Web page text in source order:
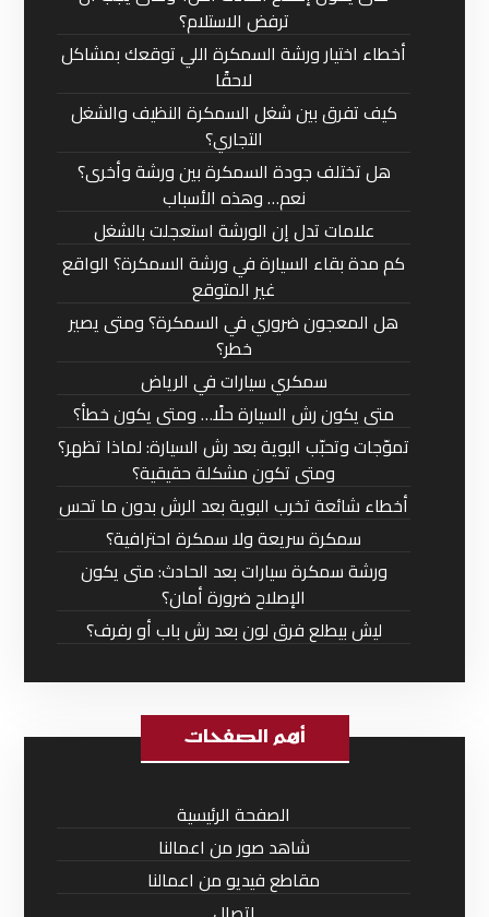
ترفض الاستلام؟
أخطاء اختيار ورشة السمكرة اللي توقعك بمشاكل
لاحقًا
كيف تفرق بين شغل السمكرة النظيف والشغل
التجاري؟
هل تختلف جودة السمكرة بين ورشة وأخرى؟
نعم… وهذه الأسباب
علامات تدل إن الورشة استعجلت بالشغل
كم مدة بقاء السيارة في ورشة السمكرة؟ الواقع
غير المتوقع
هل المعجون ضروري في السمكرة؟ ومتى يصير
خطر؟
سمكري سيارات في الرياض
متى يكون رش السيارة حلًا… ومتى يكون خطأ؟
تموّجات وتحبّب البوية بعد رش السيارة: لماذا تظهر؟
ومتى تكون مشكلة حقيقية؟
أخطاء شائعة تخرب البوية بعد الرش بدون ما تحس
سمكرة سريعة ولا سمكرة احترافية؟
ورشة سمكرة سيارات بعد الحادث: متى يكون
الإصلاح ضرورة أمان؟
ليش بيطلع فرق لون بعد رش باب أو رفرف؟
أهم الصفحات
الصفحة الرئيسية
شاهد صور من اعمالنا
مقاطع فيديو من اعمالنا